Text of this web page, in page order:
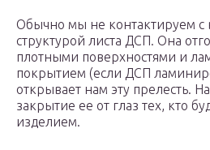
Обычно мы не контактируем с
структурой листа ДСП. Она
плотными поверхностями и
покрытием (если ДСП
открывает нам эту прелесть.
закрытие ее от глаз тех, кто
изделием.